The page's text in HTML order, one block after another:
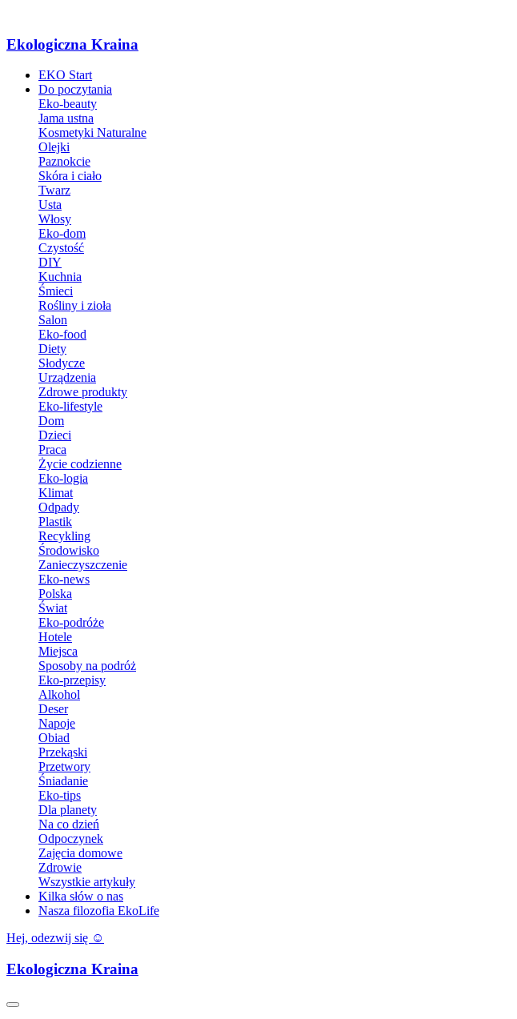
Ekologiczna Kraina
EKO Start
Do poczytania
Eko-beauty
Jama ustna
Kosmetyki Naturalne
Olejki
Paznokcie
Skóra i ciało
Twarz
Usta
Włosy
Eko-dom
Czystość
DIY
Kuchnia
Śmieci
Rośliny i zioła
Salon
Eko-food
Diety
Słodycze
Urządzenia
Zdrowe produkty
Eko-lifestyle
Dom
Dzieci
Praca
Życie codzienne
Eko-logia
Klimat
Odpady
Plastik
Recykling
Środowisko
Zanieczyszczenie
Eko-news
Polska
Świat
Eko-podróże
Hotele
Miejsca
Sposoby na podróż
Eko-przepisy
Alkohol
Deser
Napoje
Obiad
Przekąski
Przetwory
Śniadanie
Eko-tips
Dla planety
Na co dzień
Odpoczynek
Zajęcia domowe
Zdrowie
Wszystkie artykuły
Kilka słów o nas
Nasza filozofia EkoLife
Hej, odezwij się ☺️
Ekologiczna Kraina